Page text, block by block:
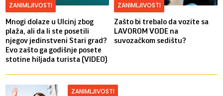
ZANIMLJIVOSTI
Mnogi dolaze u Ulcinj zbog
plaža, ali da li ste posetili
njegov jedinstveni Stari grad?
Evo zašto ga godišnje posete
stotine hiljada turista (VIDEO)
ZANIMLJIVOSTI
Zašto bi trebalo da vozite sa
LAVOROM VODE na
suvozačkom sedištu?
ZANIMLJIVOSTI